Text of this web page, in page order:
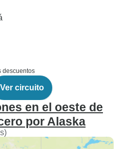
descuentos
Ver circuito
en el oeste de
por Alaska